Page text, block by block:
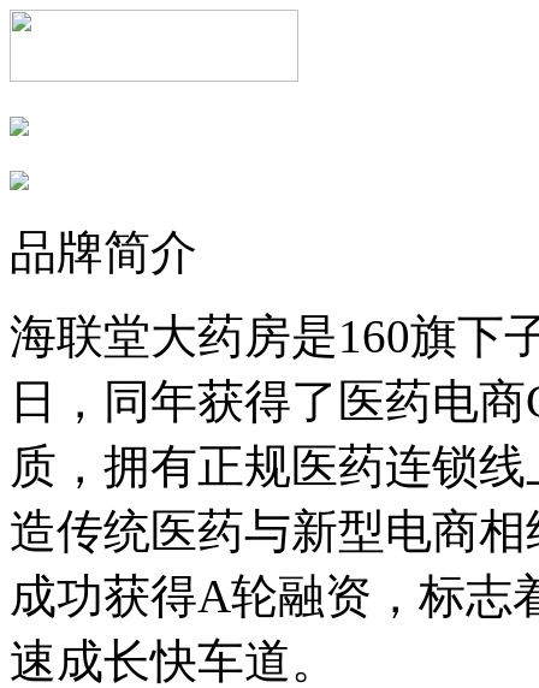
品牌简介
海联堂大药房是160旗下
日，同年获得了医药电
质，拥有正规医药连锁
造传统医药与新型电商
成功获得A轮融资，标志
速成长快车道。